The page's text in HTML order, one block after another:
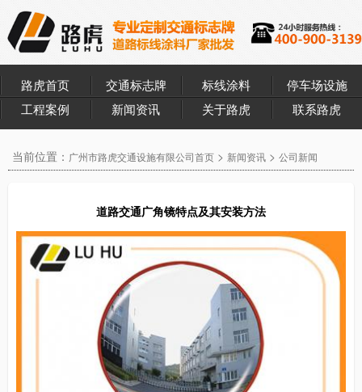
路虎首页 交通标志牌 标线涂料
停车场设施
工程案例
新闻资讯 关于路虎 联系路虎
当前位置： 广州市路虎交通设施有限公司首页 > 新闻资讯 > 公司新闻
道路交通广角镜特点及其安装方法